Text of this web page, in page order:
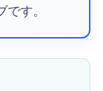
す。